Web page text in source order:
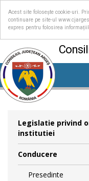
Acest site folosește cookie-uri.
continuare pe site-ul
expres pentru folosirea
Legislatie privind
institutiei
Conducere
Presedinte